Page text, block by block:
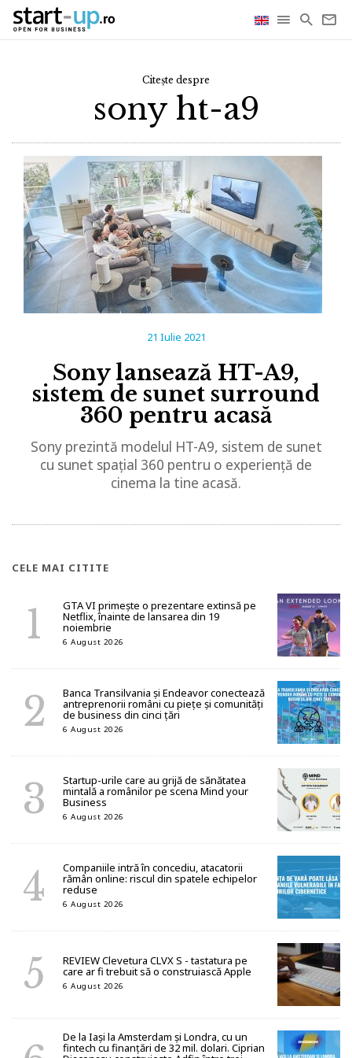
Citește despre
sony ht-a9
21 Iulie 2021
Sony lansează HT-A9,
sistem de sunet surround
360 pentru acasă
Sony prezintă modelul HT-A9, sistem de sunet
cu sunet spațial 360 pentru o experiență de
cinema la tine acasă.
CELE MAI CITITE
GTA VI primește o prezentare extinsă pe
Netflix, înainte de lansarea din 19
noiembrie
6 August 2026
Banca Transilvania și Endeavor conectează
antreprenorii români cu piețe și comunități
de business din cinci țări
6 August 2026
Startup-urile care au grijă de sănătatea
mintală a românilor pe scena Mind your
Business
6 August 2026
Companiile intră în concediu, atacatorii
rămân online: riscul din spatele echipelor
reduse
6 August 2026
REVIEW Clevetura CLVX S - tastatura pe
care ar fi trebuit să o construiască Apple
6 August 2026
De la Iași la Amsterdam și Londra, cu un
fintech cu finanțări de 32 mil. dolari. Ciprian